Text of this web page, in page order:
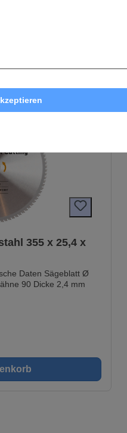
355 x 25,4 x
Bohrung Ø 355 mm 25,4 mm Zähne 90 Dicke 2,4 mm